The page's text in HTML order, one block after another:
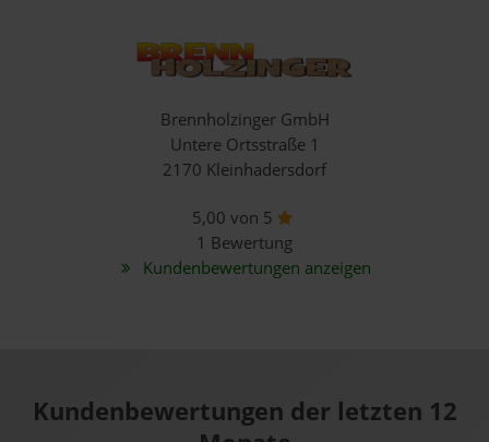
Brennholzinger GmbH
Untere Ortsstraße 1
2170 Kleinhadersdorf
5,00 von 5
1 Bewertung
Kundenbewertungen anzeigen
Kundenbewertungen der letzten 12